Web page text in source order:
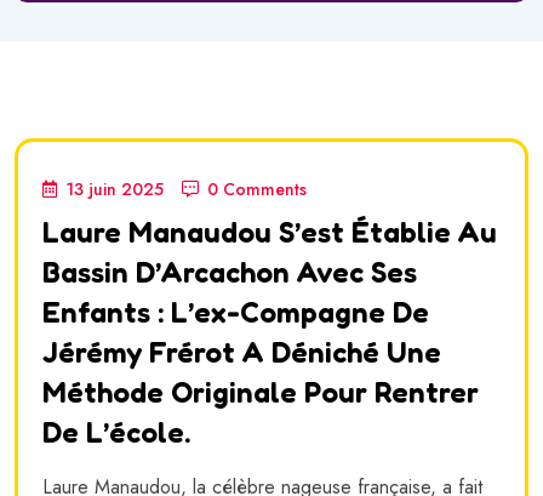
13 juin 2025 0 Comments
Laure Manaudou S’est Établie Au
Bassin D’Arcachon Avec Ses
Enfants : L’ex-Compagne De
Jérémy Frérot A Déniché Une
Méthode Originale Pour Rentrer
De L’école.
Laure Manaudou, la célèbre nageuse française, a fait